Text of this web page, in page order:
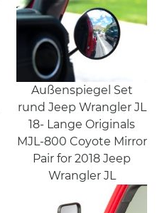
Außenspiegel Set
rund Jeep Wrangler JL
18- Lange Originals
MJL-800 Coyote Mirror
Pair for 2018 Jeep
Wrangler JL